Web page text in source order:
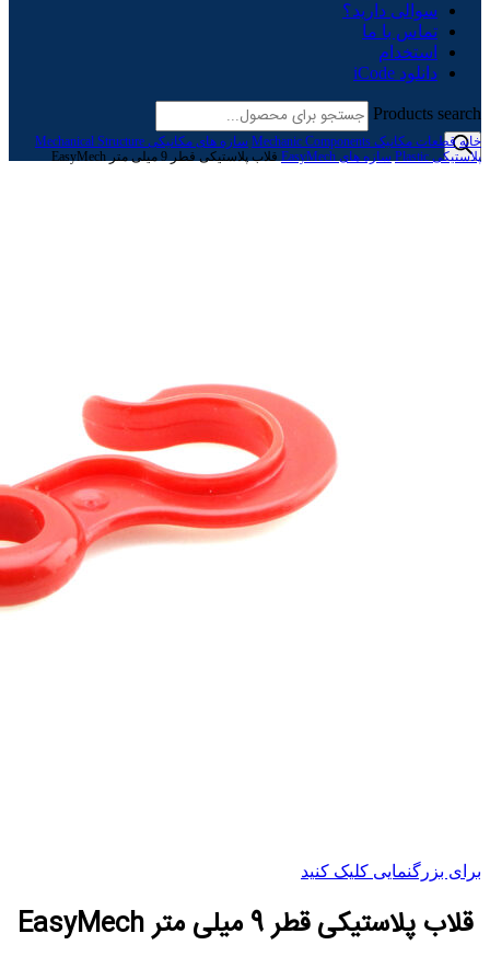
سوالی دارید؟
تماس با ما
استخدام
دانلود iCode
Products search
خانه قطعات مکانیک Mechanic Components
سازه های مکانیکی Mechanical Structure
پلاستیکی Plastic
سازه های EasyMech قلاب پلاستیکی قطر 9 میلی متر EasyMech
برای بزرگنمایی کلیک کنید
قلاب پلاستیکی قطر 9 میلی متر EasyMech